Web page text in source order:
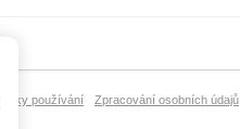
používání Zpracování osobních údajů